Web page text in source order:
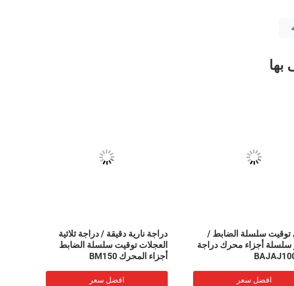
بها
دراجة نارية دقيقة / دراجة ثلاثية
العجلات توقيت سلسلة الضابط
أجزاء المحرك BM150
افضل سعر
توقيت سلسلة الضابط /
سلسلة أجزاء محرك دراجة
افضل سعر